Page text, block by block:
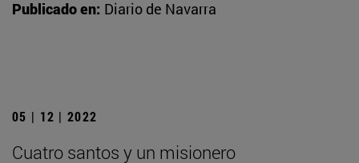
Publicado en: Diario de Navarra
05 | 12 | 2022
Cuatro santos y un misionero